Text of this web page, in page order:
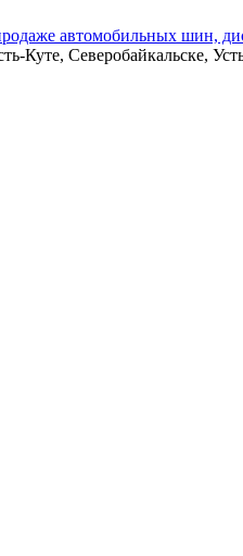
Куте, Северобайкальске,